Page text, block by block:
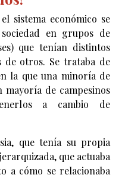
sistema económico se
en grupos de
que tenían distintos
de otros. Se trataba de
la que una minoría de
de campesinos
a cambio de
que tenía su propia
que actuaba
a cómo se relacionaba